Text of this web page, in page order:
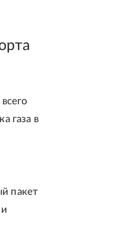
газа в
пакет